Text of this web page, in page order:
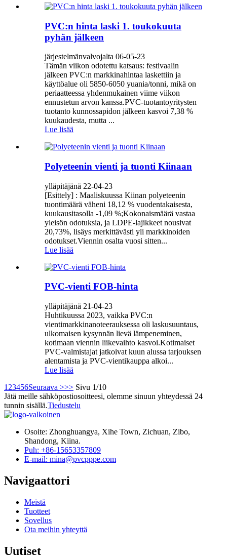
PVC:n hinta laski 1. toukokuuta
pyhän jälkeen
järjestelmänvalvojalta 06-05-23
Tämän viikon odotettu katsaus: festivaalin
jälkeen PVC:n markkinahintaa laskettiin ja
käyttöalue oli 5850-6050 yuania/tonni, mikä on
periaatteessa yhdenmukainen viime viikon
ennustetun arvon kanssa.PVC-tuotantoyritysten
tuotanto kunnossapidon jälkeen kasvoi 7,38 %
kuukaudesta, mutta ...
Lue lisää
Polyeteenin vienti ja tuonti Kiinaan
ylläpitäjänä 22-04-23
[Esittely] : Maaliskuussa Kiinan polyeteenin
tuontimäärä väheni 18,12 % vuodentakaisesta,
kuukausitasolla -1,09 %;Kokonaismäärä vastaa
yleisön odotuksia, ja LDPE-lajikkeet nousivat
20,73%, lisäys merkittävästi yli markkinoiden
odotukset.Viennin osalta vuosi sitten...
Lue lisää
PVC-vienti FOB-hinta
ylläpitäjänä 21-04-23
Huhtikuussa 2023, vaikka PVC:n
vientimarkkinanoteerauksessa oli laskusuuntaus,
ulkomaisen kysynnän lievä lämpeneminen,
kotimaan viennin liikevaihto kasvoi.Kotimaiset
PVC-valmistajat jatkoivat kuun alussa tarjouksen
alentamista ja PVC-vientikauppa alkoi...
Lue lisää
1 23456Seuraava >>> Sivu 1/10
Jätä meille sähköpostiosoitteesi, olemme sinuun yhteydessä 24
tunnin sisällä.Tiedustelu
Osoite: Zhonghuangya, Xihe Town, Zichuan, Zibo,
Shandong, Kiina.
Puh: +86-15653357809
E-mail: mina@pvcpppe.com
Navigaattori
Meistä
Tuotteet
Sovellus
Ota meihin yhteyttä
Uutiset